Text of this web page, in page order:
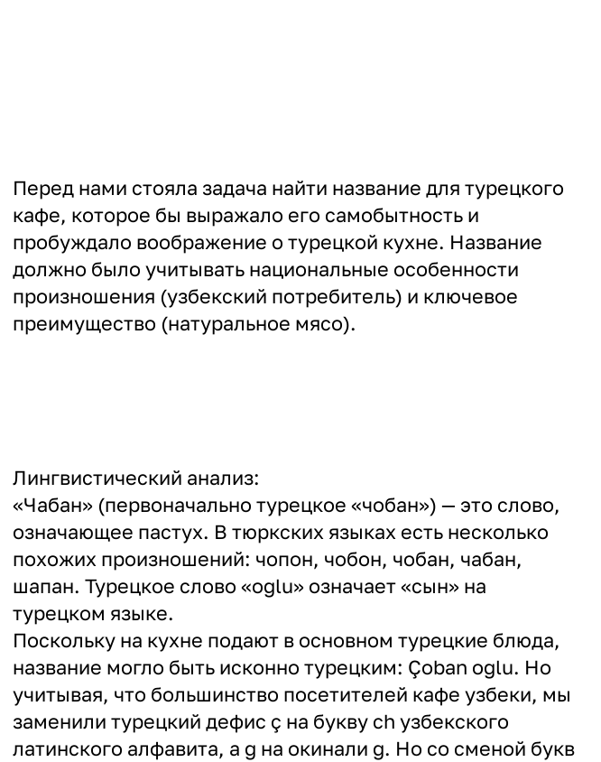
Перед нами стояла задача найти название для турецкого
кафе, которое бы выражало его самобытность и
пробуждало воображение о турецкой кухне. Название
должно было учитывать национальные особенности
произношения (узбекский потребитель) и ключевое
преимущество (натуральное мясо).
Лингвистический анализ:
«Чабан» (первоначально турецкое «чобан») — это слово,
означающее пастух. В тюркских языках есть несколько
похожих произношений: чопон, чобон, чобан, чабан,
шапан. Турецкое слово «oğlu» означает «сын» на
турецком языке.
Поскольку на кухне подают в основном турецкие блюда,
название могло быть исконно турецким: Çoban oğlu. Но
учитывая, что большинство посетителей кафе узбеки, мы
заменили турецкий дефис ç на букву ch узбекского
латинского алфавита, а ğ на окинали g. Но со сменой букв